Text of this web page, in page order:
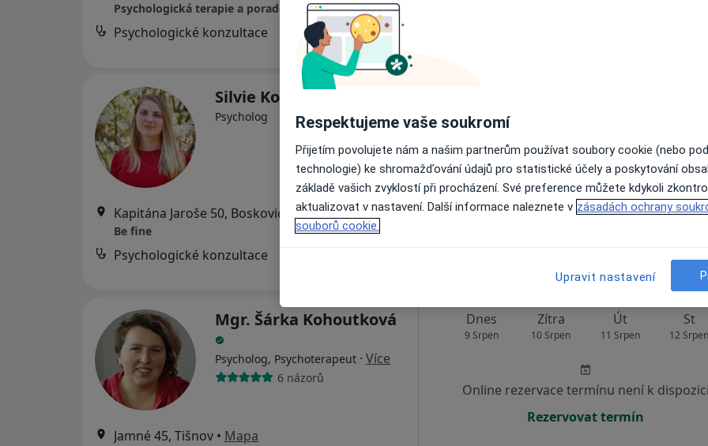
Psychologická terapie a poradenství - Poradna Boskovice
Psychologické konzultace od 1 200 kč
Silvie Kovářová
Psycholog
Kapitána Jaroše 50, Boskovice •Mapa
Be fine
Psychologické konzultace
Online rezervace termínu není k
Rezervovat termín
Mgr. Šárka Kohoutková
Psycholog, Psychoterapeut · Více
6 názorů
Jamné 45, Tišnov • Mapa
Dnes
9 Srpen
Zítra
10 Srpen
Út
11 Srpen
St
12 Srpen
Online rezervace termínu není k dispozici
Rezervovat termín
Respektujeme vaše soukromí
Přijetím povolujete nám a našim partnerům používat soubory cookie (nebo
technologie) ke shromažďování údajů pro statistické účely a poskytování
základě vašich zvyklostí při procházení. Své preference můžete kdykoli
aktualizovat v nastavení. Další informace naleznete v zásadách ochrany
souborů cookie.
Upravit nastavení